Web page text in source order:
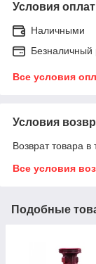
Условия
Наличными
Безналичный
Все условия
Условия
Возврат товара
Все условия
Подобные